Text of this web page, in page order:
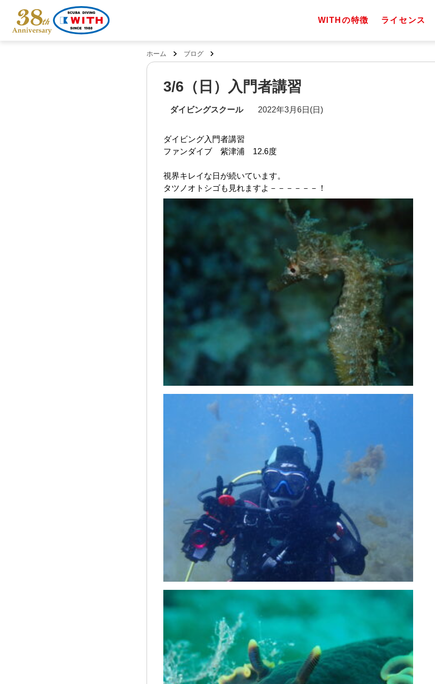
WITHの特徴 ライセンス
ホーム ブログ
3/6（日）入門者講習
ダイビングスクール 2022年3月6日(日)
ダイビング入門者講習
ファンダイブ 紫津浦 12.6度
視界キレイな日が続いています。
タツノオトシゴも見れますよ－－－－－－！